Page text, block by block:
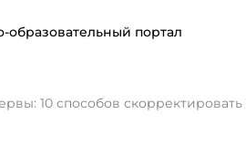
портал
10 способов